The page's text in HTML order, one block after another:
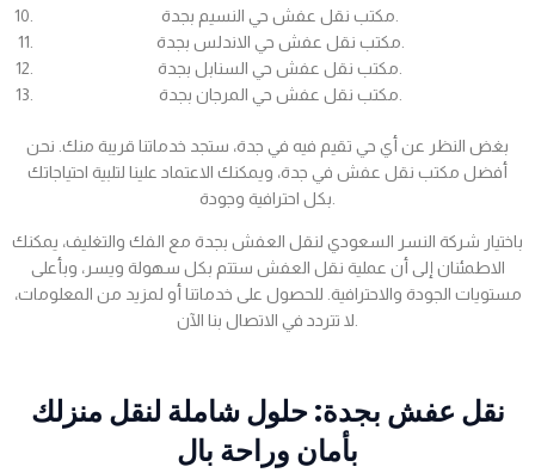
بغض النظر عن أي حي تقيم فيه في جدة، ستجد خدماتنا قريبة منك. نحن
أفضل مكتب نقل عفش في جدة، ويمكنك الاعتماد علينا لتلبية احتياجاتك
باختيار شركة النسر السعودي لنقل العفش بجدة مع الفك والتغليف، يمكنك
الاطمئنان إلى أن عملية نقل العفش ستتم بكل سهولة ويسر، وبأعلى
مستويات الجودة والاحترافية. للحصول على خدماتنا أو لمزيد من المعلومات،
نقل عفش بجدة: حلول شاملة لنقل منزلك
بأمان وراحة بال